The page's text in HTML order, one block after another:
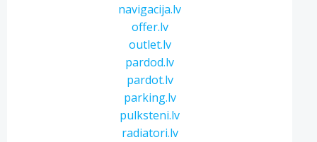
navigacija.lv
offer.lv
outlet.lv
pardod.lv
pardot.lv
parking.lv
pulksteni.lv
radiatori.lv